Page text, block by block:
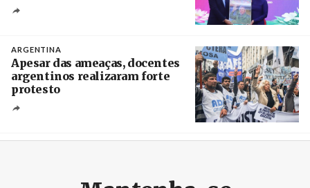
ARGENTINA
Apesar das ameaças, docentes
argentinos realizaram forte
protesto